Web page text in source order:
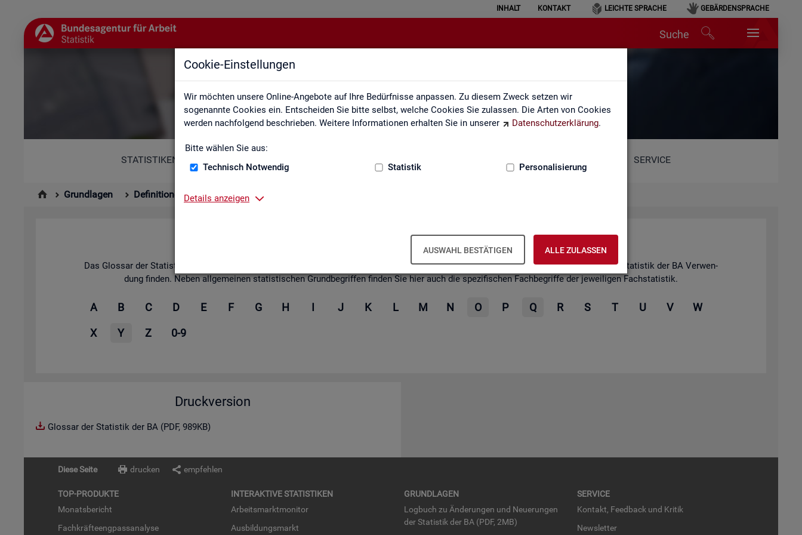
Cookie-Einstellungen
Wir möchten unsere Online-Angebote auf Ihre Bedürfnisse anpassen. Zu diesem Zweck setzen wir
sogenannte Cookies ein. Entscheiden Sie bitte selbst, welche Cookies Sie zulassen. Die Arten von Cookies
werden nachfolgend beschrieben. Weitere Informationen erhalten Sie in unserer
Datenschutzerklärung.
Bitte wählen Sie aus:
Technisch Notwendig
Statistik Personalisierung
Details anzeigen
AUSWAHL BESTÄTIGEN ALLE ZULASSEN
INHALT KONTAKT LEICHTE SPRACHE GEBÄRDENSPRACHE
Suche
Glossar
STATISTIKEN SERVICE
Grundlagen Definitionen Glossar
Glos­sar
Das Glos­sar der Sta­tis­tik der BA ent­hält Er­läu­te­run­gen zu allen sta­tis­tisch re­le­van­ten Be­grif­fen, die in den ver­schie­de­nen Pro­duk­ten der Sta­tis­tik der BA Ver­wen­
dung fin­den. Neben all­ge­mei­nen sta­tis­ti­schen Grund­be­grif­fen fin­den Sie hier auch die spe­zi­fi­schen Fach­be­grif­fe der je­wei­li­gen Fach­sta­tis­tik.
A B C D E F G H I J K L M N O P Q R S T U V W
X Y Z 0-9
Druckversion
Glossar der Statistik der BA (PDF, 989KB)
Diese Seite drucken empfehlen
TOP-PRO­DUK­TE
Mo­nats­be­richt
Fach­kräf­te­eng­pass­ana­ly­se
IN­TER­AK­TI­VE STA­TIS­TI­KEN
Ar­beits­markt­mo­ni­tor
Aus­bil­dungs­markt
GRUND­LA­GEN
Log­buch zu Än­de­run­gen und Neue­run­gen
der Sta­tis­tik der BA (PDF, 2MB)
SER­VICE
Kon­takt, Feed­back und Kri­tik
News­let­ter